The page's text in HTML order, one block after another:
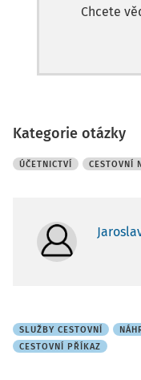
Chcete
Kategorie otázky
ÚČETNICTVÍ CESTOVNÍ
SLUŽBY CESTOVNÍ
CESTOVNÍ PŘÍKAZ